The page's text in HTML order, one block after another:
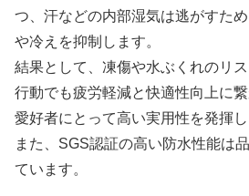
つ、汗などの内部湿気は逃がすた
や冷えを抑制します。
結果として、凍傷や水ぶくれのリ
行動でも疲労軽減と快適性向上に
愛好者にとって高い実用性を発揮し
また、SGS認証の高い防水性能は
ています。